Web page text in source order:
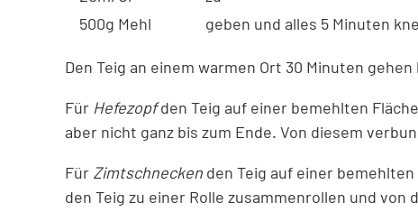
500g Mehl geben und alles 5 Minuten
Den Teig an einem warmen Ort 30 Minuten gehen
Für Hefezopfden Teig auf einer bemehlten
aber nicht ganz bis zum Ende. Von diesem
Für Zimtschnecken den Teig auf einer
den Teig zu einer Rolle zusammenrollen und von